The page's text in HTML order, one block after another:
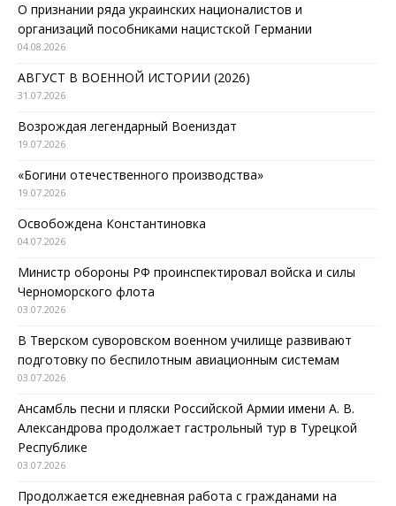
О признании ряда украинских националистов и
организаций пособниками нацистской Германии
04.08.2026
АВГУСТ В ВОЕННОЙ ИСТОРИИ (2026)
31.07.2026
Возрождая легендарный Воениздат
19.07.2026
«Богини отечественного производства»
19.07.2026
Освобождена Константиновка
04.07.2026
Министр обороны РФ проинспектировал войска и силы
Черноморского флота
03.07.2026
В Тверском суворовском военном училище развивают
подготовку по беспилотным авиационным системам
03.07.2026
Ансамбль песни и пляски Российской Армии имени А. В.
Александрова продолжает гастрольный тур в Турецкой
Республике
03.07.2026
Продолжается ежедневная работа с гражданами на